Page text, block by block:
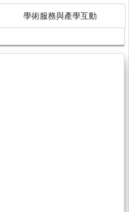
學術服務與產學互動